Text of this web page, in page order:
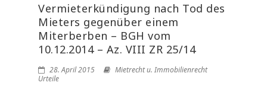
Vermieterkündigung nach Tod des
Mieters gegenüber einem
Miterberben – BGH vom
10.12.2014 – Az. VIII ZR 25/14
28. April 2015
Mietrecht u. Immobilienrecht
Urteile